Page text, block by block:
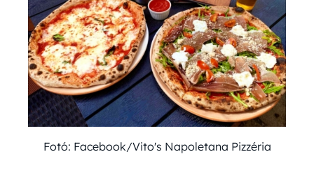
Fotó: Facebook/Vito's Napoletana Pizzéria